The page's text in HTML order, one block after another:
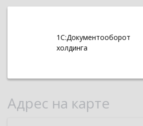
1С:Документооборот
холдинга
Адрес на карте